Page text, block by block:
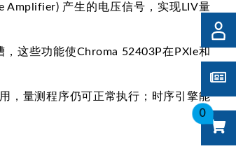
0
Amplifier) 产生的电压信号，实现LIV量
这些功能使Chroma 52403P在PXIe和
，量测程序仍可正常执行；时序引擎能